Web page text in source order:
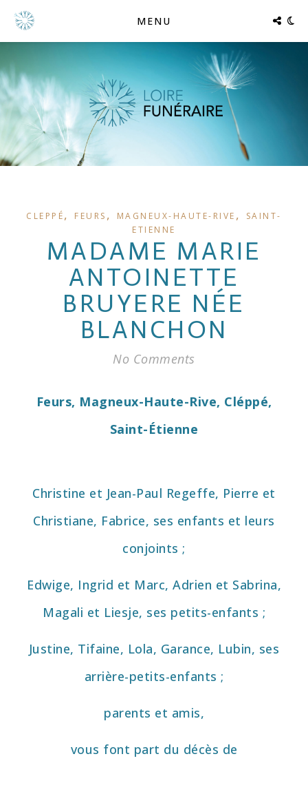
MENU
CLEPPÉ, FEURS , MAGNEUX-HAUTE-RIVE ,
SAINT-
ETIENNE
MADAME MARIE
ANTOINETTE
BRUYERE NÉE
BLANCHON
No Comments
Feurs, Magneux-Haute-Rive, Cléppé,
Saint-Étienne
Christine et Jean-Paul Regeffe, Pierre et
Christiane, Fabrice, ses enfants et leurs
conjoints ;
Edwige, Ingrid et Marc, Adrien et Sabrina,
Magali et Liesje, ses petits-enfants ;
Justine, Tifaine, Lola, Garance, Lubin, ses
arrière-petits-enfants ;
parents et amis,
vous font part du décès de